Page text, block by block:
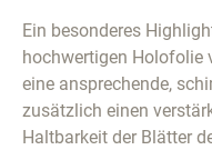
Ein besonderes
hochwertigen Holofolie
eine ansprechende,
zusätzlich einen
Haltbarkeit der Blätter